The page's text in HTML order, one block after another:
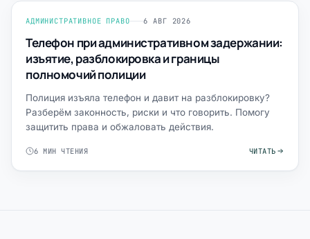
АДМИНИСТРАТИВНОЕ ПРАВО 6 АВГ 2026
Телефон при административном задержании:
изъятие, разблокировка и границы
полномочий полиции
Полиция изъяла телефон и давит на разблокировку?
Разберём законность, риски и что говорить. Помогу
защитить права и обжаловать действия.
6 МИН ЧТЕНИЯ ЧИТАТЬ